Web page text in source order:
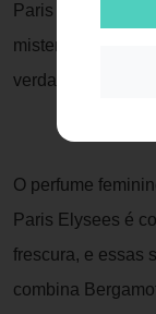
Paris Elysees é
misteriosamente
verdadeiro aliado!
O perfume
Paris Elysees é
frescura, e essas
combina